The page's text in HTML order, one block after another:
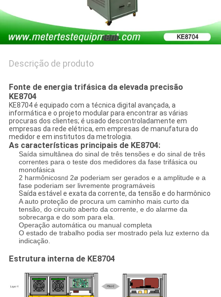
Descrição de produto
Fonte de energia trifásica da elevada precisão
KE8704
KE8704 é equipado com a técnica digital avançada, a
informática e o projeto modular para encontrar as várias
procuras dos clientes; é usado descontroladamente em
empresas da rede elétrica, em empresas de manufatura do
medidor e em institutos da metrologia.
As características principais de KE8704:
Saída simultânea do sinal de três tensões e do sinal de três
correntes para o teste dos medidores da fase trifásica ou
monofásica
2 harmônicosnd 2ø poderiam ser gerados e a amplitude e a
fase poderiam ser livremente programáveis
Saída estável e exata da corrente, da tensão e do harmônico
A auto proteção de procura um caminho mais curto da
tensão, do circuito aberto da corrente, e do alarme da
sobrecarga e do som para ela.
Operação automática ou manual completa
O estado de trabalho podia ser mostrado pela luz externo da
indicação.
Estrutura interna de KE8704